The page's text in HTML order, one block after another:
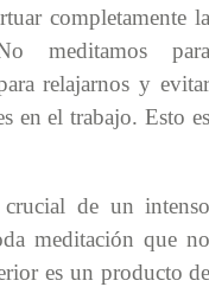
completamente
meditamos
relajarnos y
en el trabajo. Esto
de un
meditación que
es un producto